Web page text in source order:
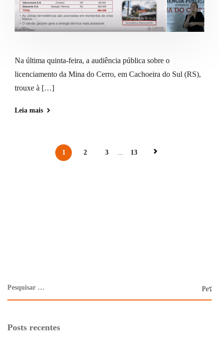
Na última quinta-feira, a audiência pública sobre o
licenciamento da Mina do Cerro, em Cachoeira do Sul (RS),
trouxe à […]
Leia mais
1 2 3 13
Posts recentes